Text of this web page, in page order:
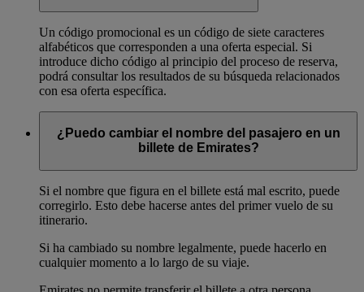
Un código promocional es un código de siete caracteres
alfabéticos que corresponden a una oferta especial. Si
introduce dicho código al principio del proceso de reserva,
podrá consultar los resultados de su búsqueda relacionados
con esa oferta específica.
¿Puedo cambiar el nombre del pasajero en un
billete de Emirates?
Si el nombre que figura en el billete está mal escrito, puede
corregirlo. Esto debe hacerse antes del primer vuelo de su
itinerario.
Si ha cambiado su nombre legalmente, puede hacerlo en
cualquier momento a lo largo de su viaje.